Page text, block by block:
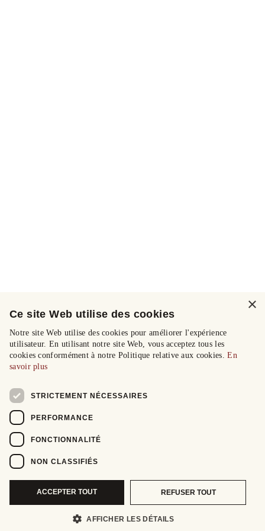
×
Ce site Web utilise des cookies
Notre site Web utilise des cookies pour améliorer l'expérience
utilisateur. En utilisant notre site Web, vous acceptez tous les
cookies conformément à notre Politique relative aux cookies.En
savoir plus
STRICTEMENT NÉCESSAIRES
PERFORMANCE
FONCTIONNALITÉ
NON CLASSIFIÉS
ACCEPTER TOUT REFUSER TOUT
AFFICHER LES DÉTAILS